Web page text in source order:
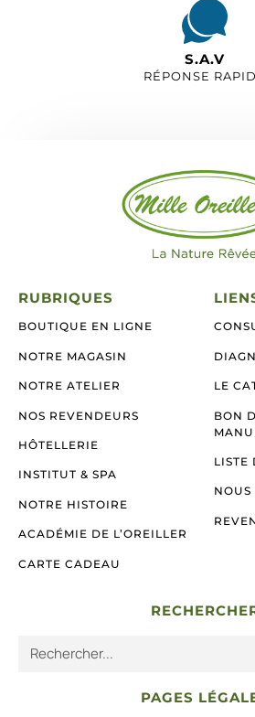
S.A.V
RÉPONSE
RUBRIQUES
BOUTIQUE EN LIGNE
NOTRE MAGASIN
NOTRE ATELIER
NOS REVENDEURS
HÔTELLERIE
INSTITUT & SPA
NOTRE HISTOIRE
ACADÉMIE DE L’OREILLER
CARTE CADEAU
LE
BON
LISTE
NOUS
PAGES